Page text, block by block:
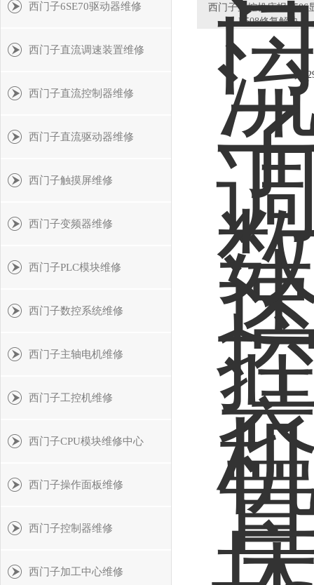
西门子6SE70驱动器维修
西门子直流调速装置维修
西门子直流控制器维修
西门子直流驱动器维修
西门子触摸屏维修
西门子变频器维修
西门子PLC模块维修
西门子数控系统维修
西门子主轴电机维修
西门子工控机维修
西门子CPU模块维修中心
西门子操作面板维修
西门子控制器维修
西门子加工中心维修
西门子数控机床报A506
B508修复解决
共